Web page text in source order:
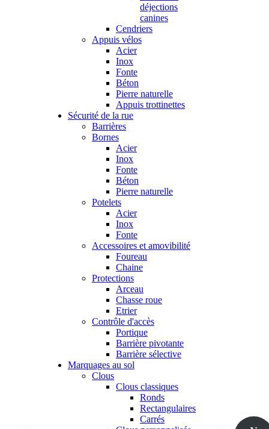
déjections
canines
Cendriers
Appuis vélos
Acier
Inox
Fonte
Béton
Pierre naturelle
Appuis trottinettes
Sécurité de la rue
Barrières
Bornes
Acier
Inox
Fonte
Béton
Pierre naturelle
Potelets
Acier
Inox
Fonte
Accessoires et amovibilité
Foureau
Chaine
Protections
Arceau
Chasse roue
Etrier
Contrôle d'accès
Portique
Barrière pivotante
Barrière sélective
Marquages au sol
Clous
Clous classiques
Ronds
Rectangulaires
Carrés